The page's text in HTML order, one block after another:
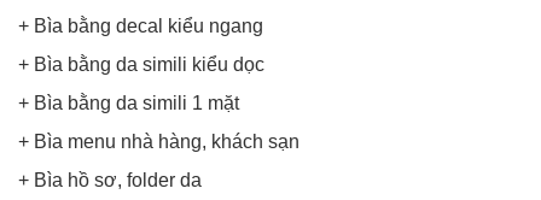
+ Bìa bằng decal kiểu ngang
+ Bìa bằng da simili kiểu dọc
+ Bìa bằng da simili 1 mặt
+ Bìa menu nhà hàng, khách sạn
+ Bìa hồ sơ, folder da